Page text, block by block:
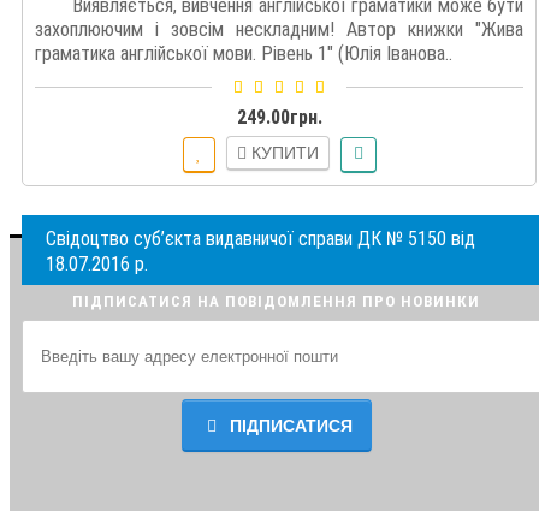
Виявляється, вивчення англійської граматики може бути
захоплюючим і зовсім нескладним! Автор книжки "Жива
граматика англійської мови. Рівень 1" (Юлія Іванова..
249.00грн.
КУПИТИ
Свідоцтво суб’єкта видавничої справи ДК № 5150 від
18.07.2016 р.
ПІДПИСАТИСЯ НА ПОВІДОМЛЕННЯ ПРО НОВИНКИ
ПІДПИСАТИСЯ